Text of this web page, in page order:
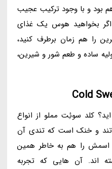
بود و با وجود ترکیب عجیب
بخواهید هوس یک غذای
را هم زمان برطرف کنید،
ساده و طعم شور و شیرین،
کلد سوئِت مملو از انواع
و خنک است که تندی آن
اسمش را هم به خاطر همین
اند. آن هایی که تجربه